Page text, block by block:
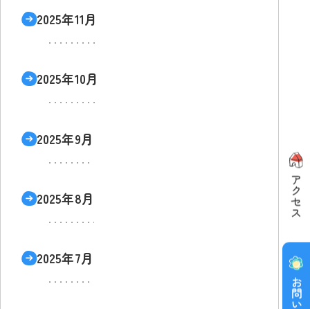
2025年11月
2025年10月
2025年9月
2025年8月
2025年7月